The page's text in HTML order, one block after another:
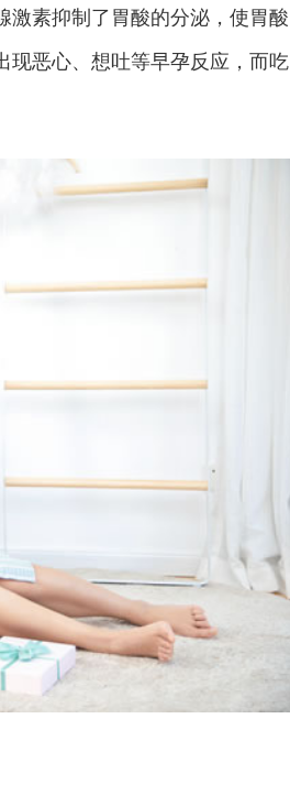
素抑制了胃酸的分泌，使胃酸
现恶心、想吐等早孕反应，而吃